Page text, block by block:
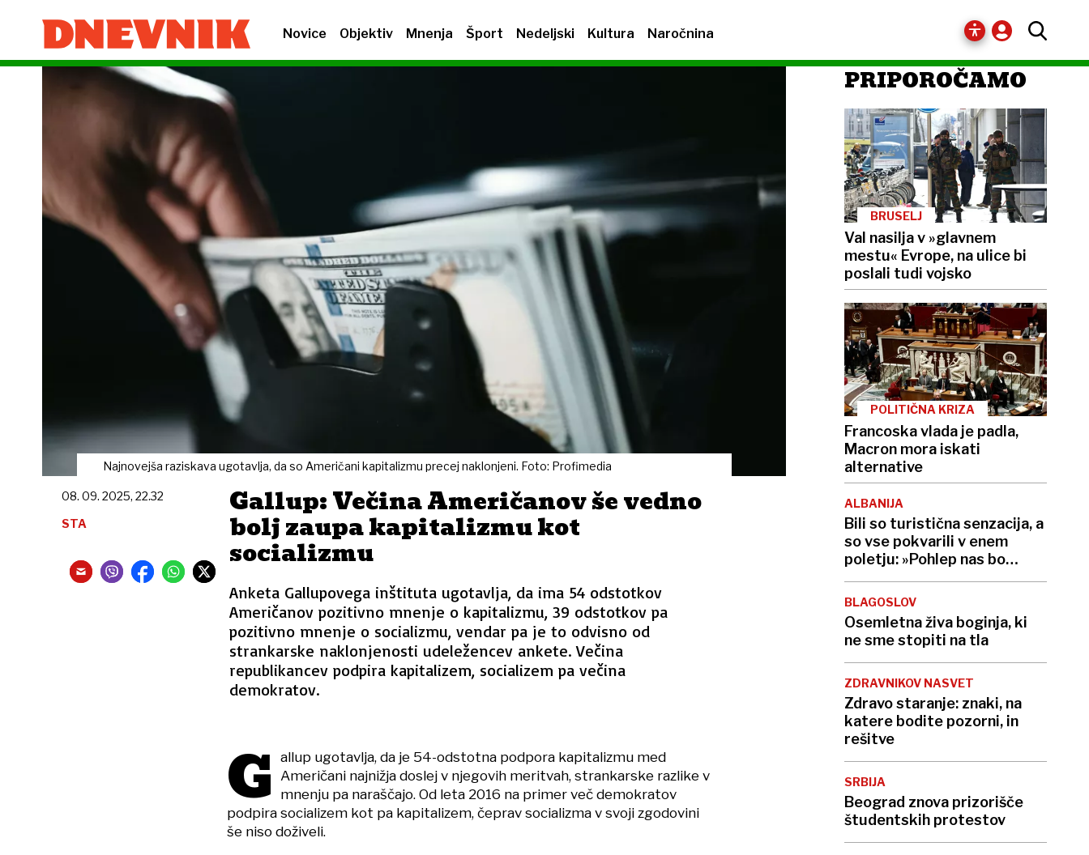
Novice Objektiv Mnenja Šport Nedeljski Kultura Naročnina
Najnovejša raziskava ugotavlja, da so Američani kapitalizmu precej naklonjeni. Foto: Profimedia
Gallup: Večina Američanov še vedno
bolj zaupa kapitalizmu kot
socializmu
Anketa Gallupovega inštituta ugotavlja, da ima 54 odstotkov
Američanov pozitivno mnenje o kapitalizmu, 39 odstotkov pa
pozitivno mnenje o socializmu, vendar pa je to odvisno od
strankarske naklonjenosti udeležencev ankete. Večina
republikancev podpira kapitalizem, socializem pa večina
demokratov.
08. 09. 2025, 22.32
STA
G allup ugotavlja, da je 54-odstotna podpora kapitalizmu med
Američani najnižja doslej v njegovih meritvah, strankarske razlike v
mnenju pa naraščajo. Od leta 2016 na primer več demokratov
podpira socializem kot pa kapitalizem, čeprav socializma v svoji zgodovini
še niso doživeli.
PRIPOROČAMO
BRUSELJ
Val nasilja v »glavnem
mestu« Evrope, na ulice bi
poslali tudi vojsko
POLITIČNA KRIZA
Francoska vlada je padla,
Macron mora iskati
alternative
ALBANIJA
Bili so turistična senzacija, a
so vse pokvarili v enem
poletju: »Pohlep nas bo
uničil!«
BLAGOSLOV
Osemletna živa boginja, ki
ne sme stopiti na tla
ZDRAVNIKOV NASVET
Zdravo staranje: znaki, na
katere bodite pozorni, in
rešitve
SRBIJA
Beograd znova prizorišče
študentskih protestov